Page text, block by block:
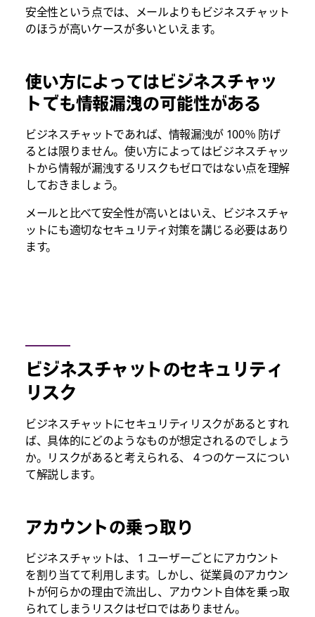
安全性という点では、メールよりもビジネスチャット
のほうが高いケースが多いといえます。
使い方によってはビジネスチャッ
トでも情報漏洩の可能性がある
ビジネスチャットであれば、情報漏洩が 100％ 防げ
るとは限りません。使い方によってはビジネスチャッ
トから情報が漏洩するリスクもゼロではない点を理解
しておきましょう。
メールと比べて安全性が高いとはいえ、ビジネスチャ
ットにも適切なセキュリティ対策を講じる必要はあり
ます。
ビジネスチャットのセキュリティ
リスク
ビジネスチャットにセキュリティリスクがあるとすれ
ば、具体的にどのようなものが想定されるのでしょう
か。リスクがあると考えられる、 4 つのケースについ
て解説します。
アカウントの乗っ取り
ビジネスチャットは、 1 ユーザーごとにアカウント
を割り当てて利用します。しかし、従業員のアカウン
トが何らかの理由で流出し、アカウント自体を乗っ取
られてしまうリスクはゼロではありません。